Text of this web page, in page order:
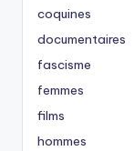
coquines
documentaires
fascisme
femmes
films
hommes